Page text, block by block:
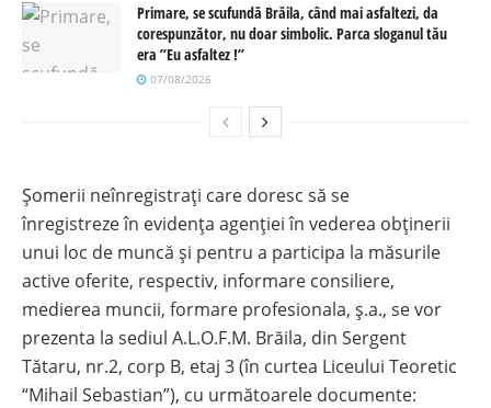
Primare, se scufundă Brăila, când mai asfaltezi, da
corespunzător, nu doar simbolic. Parca sloganul tău
era ”Eu asfaltez !”
07/08/2026
Șomerii neînregistrați care doresc să se
înregistreze în evidența agenției în vederea obținerii
unui loc de muncă şi pentru a participa la măsurile
active oferite, respectiv, informare consiliere,
medierea muncii, formare profesionala, ş.a., se vor
prezenta la sediul A.L.O.F.M. Brăila, din Sergent
Tătaru, nr.2, corp B, etaj 3 (în curtea Liceului Teoretic
“Mihail Sebastian”), cu următoarele documente: